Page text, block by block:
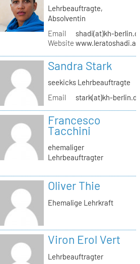
Lehrbeauftragte,
Absolventin
Email
shadi(at)kh-
Website
Sandra Stark
seekicks Lehrbeauftragte
Email
stark(at)kh-
Francesco
Tacchini
ehemaliger
Lehrbeauftragter
Oliver Thie
Ehemalige Lehrkraft
Viron Erol Vert
Lehrbeauftragter